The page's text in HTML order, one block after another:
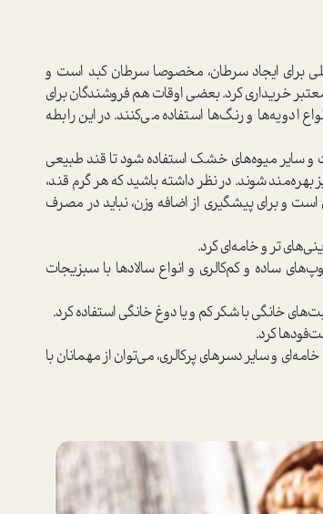
برای ایجاد سرطان، مخصوصا سرطان کبد است و
معتبر خریداری کرد. بعضی اوقات هم فروشندگان برای
ادویه‌ها و رنگ‌ها استفاده می‌کنند. در این رابطه
و سایر میوه‌های خشک استفاده شود تا قند طبیعی
شوند. در نظر داشته باشید که هر گرم قند،
به صورت مصنوعی، دارای ۴ کالری انرژی است و برای پیشگیری از اضافه وزن، نباید در مصرف
تر و خامه‌ای کرد.
ساده و کم‌کالری و انواع سالادها با سبزیجات
خانگی با شکر کم و یا دوغ خانگی استفاده کرد.
کرد.
و سایر دسرهای پرکالری، می‌توان از مهمانان با